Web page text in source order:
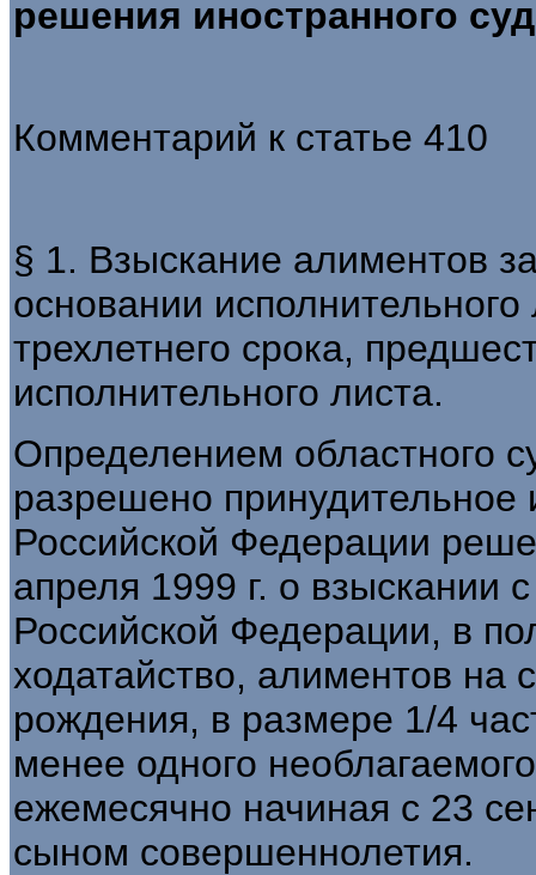
решения иностранного
Комментарий к статье 410
§ 1. Взыскание алиментов
основании
трехлетнего срока,
исполнительного листа.
Определением областного
разрешено принудительное
Российской Федерации
апреля 1999 г. о взыскании
Российской Федерации, в
ходатайство, алиментов на
рождения, в размере 1/4
менее одного
ежемесячно начиная с 23
сыном совершеннолетия.